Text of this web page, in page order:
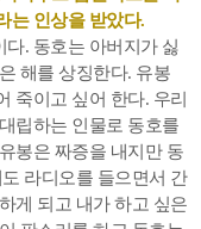
는 인상을 받았다.
. 동호는 아버지가 싫
해를 상징한다. 유봉
죽이고 싶어 한다. 우리
립하는 인물로 동호를
봉은 짜증을 내지만 동
라디오를 들으면서 간
게 되고 내가 하고 싶은